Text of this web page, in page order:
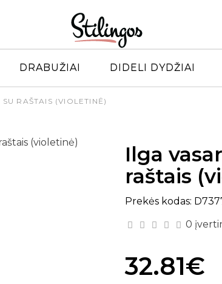
DRABUŽIAI DIDELI DYDŽIAI
RAŠTAIS (VIOLETINĖ)
Ilga
raštais
Prekės kodas:
0
32.81€